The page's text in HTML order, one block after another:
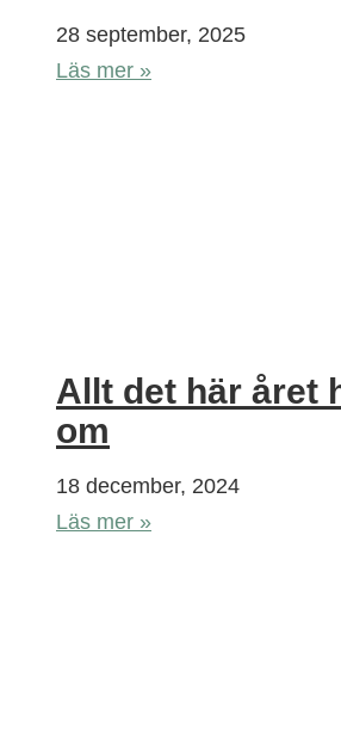
28 september, 2025
Läs mer »
Allt det här året
om
18 december, 2024
Läs mer »